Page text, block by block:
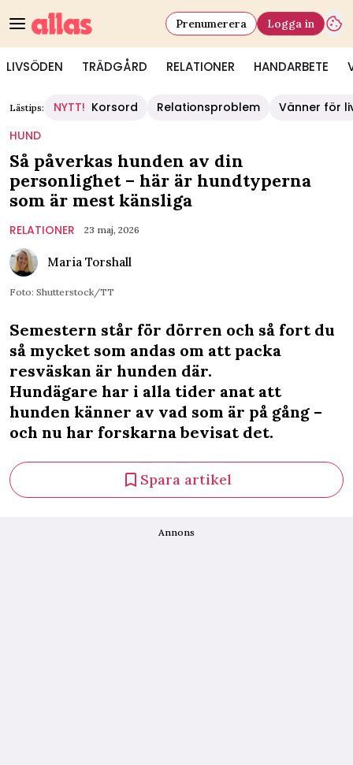
LIVSÖDEN TRÄDGÅRD RELATIONER HANDARBETE
Prenumerera Logga in
Lästips: NYTT! Korsord Relationsproblem
Vänner för
HUND
Så påverkas hunden av din
personlighet – här är hundtyperna
som är mest känsliga
RELATIONER 23 maj, 2026
Maria Torshall
Foto: Shutterstock/TT
Semestern står för dörren och så fort du
så mycket som andas om att packa
resväskan är hunden där.
Hundägare har i alla tider anat att
hunden känner av vad som är på gång –
och nu har forskarna bevisat det.
Spara artikel
Annons